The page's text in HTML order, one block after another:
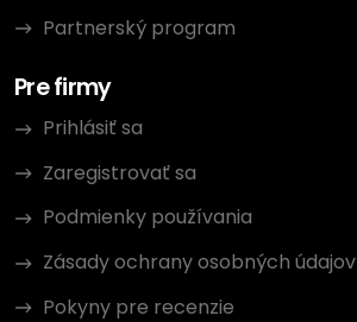
Partnerský program
Pre firmy
Prihlásiť sa
Zaregistrovať sa
Podmienky používania
Zásady ochrany osobných údajov
Pokyny pre recenzie